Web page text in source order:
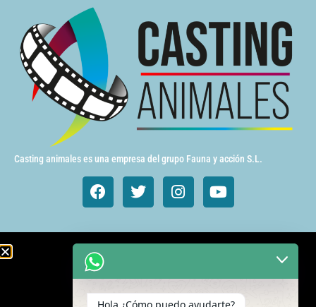
Casting animales es una empresa del grupo Fauna y acción S.L.
Animales de cine y TV